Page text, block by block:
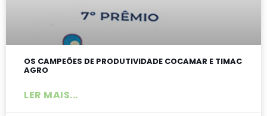
OS CAMPEÕES DE PRODUTIVIDADE COCAMAR E TIMAC
AGRO
LER MAIS...